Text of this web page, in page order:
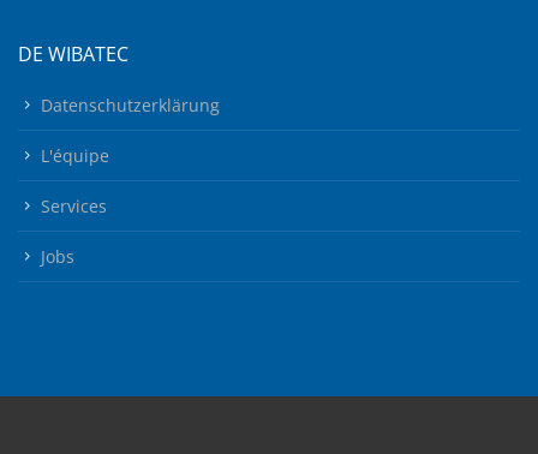
DE WIBATEC
Datenschutzerklärung
L'équipe
Services
Jobs